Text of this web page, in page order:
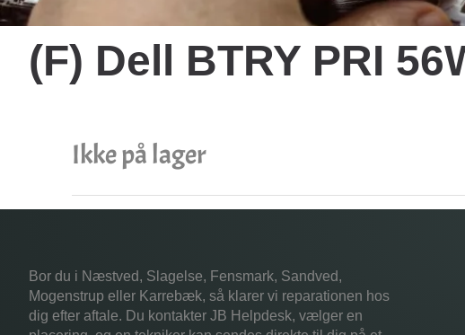
(F) Dell BTRY PRI
Ikke på lager
Bor du i Næstved, Slagelse, Fensmark, Sandved,
Mogenstrup eller Karrebæk, så klarer vi reparationen hos
dig efter aftale. Du kontakter JB Helpdesk, vælger en